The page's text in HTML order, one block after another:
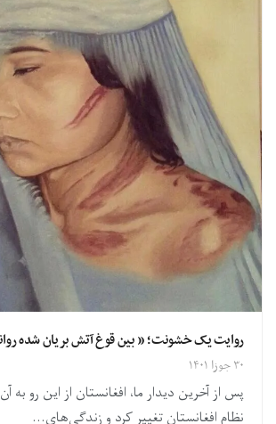
روایت یک خشونت؛ « بین قوغ آتش بریان شده
۳۰ جوزا ۱۴۰۱
پس از آخرین دیدار ما، افغانستان از این رو به
نظام افغانستان تغییر کرد و زندگی‌های...